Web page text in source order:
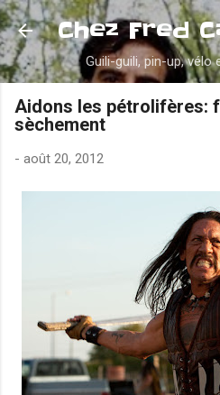
Accéder au
Chez Fred
Guili-guili, pin-up, vélo
Aidons les pétrolifères:
sèchement
- août 20, 2012